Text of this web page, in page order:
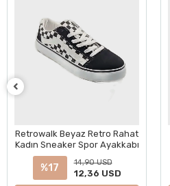
Retrowalk Beyaz Retro Rahat
Kadın Sneaker Spor Ayakkabı
%17 14,90 USD
12,36 USD